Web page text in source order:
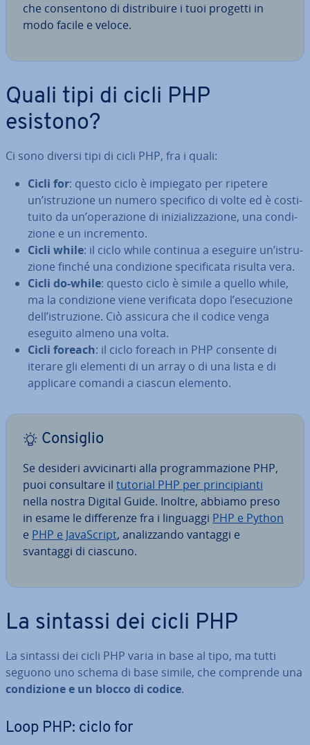
che con­sen­to­no di di­stri­bui­re i tuoi progetti in
modo facile e veloce.
Quali tipi di cicli PHP
esistono?
Ci sono diversi tipi di cicli PHP, fra i quali:
Cicli for: questo ciclo è impiegato per ripetere
un’istru­zio­ne un numero specifico di volte ed è co­sti­
tui­to da un’ope­ra­zio­ne di ini­zia­liz­za­zio­ne, una con­di­
zio­ne e un in­cre­men­to.
Cicli while: il ciclo while continua a eseguire un’istru­
zio­ne finché una con­di­zio­ne spe­ci­fi­ca­ta risulta vera.
Cicli do-while: questo ciclo è simile a quello while,
ma la con­di­zio­ne viene ve­ri­fi­ca­ta dopo l’ese­cu­zio­ne
dell’istru­zio­ne. Ciò assicura che il codice venga
eseguito almeno una volta.
Cicli foreach: il ciclo foreach in PHP consente di
iterare gli elementi di un array o di una lista e di
applicare comandi a ciascun elemento.
Consiglio
Se desideri av­vi­ci­nar­ti alla pro­gram­ma­zio­ne PHP,
puoi con­sul­ta­re il tutorial PHP per prin­ci­pian­ti
nella nostra Digital Guide. Inoltre, abbiamo preso
in esame le dif­fe­ren­ze fra i linguaggi PHP e Python
e PHP e Ja­va­Script, ana­liz­zan­do vantaggi e
svantaggi di ciascuno.
La sintassi dei cicli PHP
La sintassi dei cicli PHP varia in base al tipo, ma tutti
seguono uno schema di base simile, che comprende una
con­di­zio­ne e un blocco di codice.
Loop PHP: ciclo for